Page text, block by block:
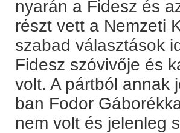
nyarán a Fidesz és
részt vett a Nemzeti
szabad választások
Fidesz szóvivője és
volt. A pártból annak
ban Fodor
nem volt és jelenleg